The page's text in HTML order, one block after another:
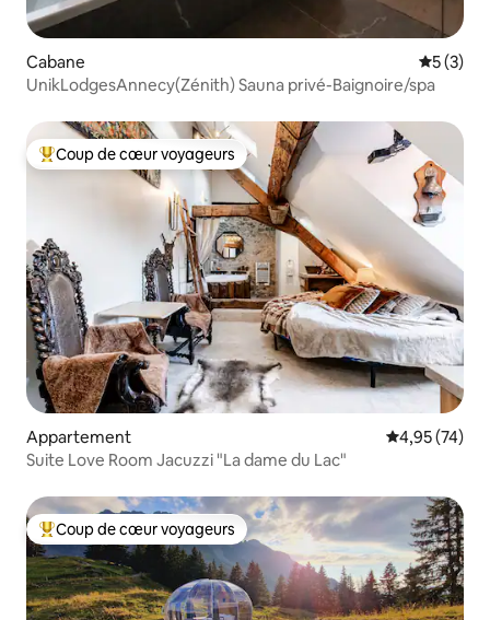
Cabane
5 (3)
UnikLodgesAnnecy(Zénith) Sauna privé-Baignoire/spa
Coups de cœur voyageurs les plus appréciés
Coup de cœur voyageurs
Appartement Évaluation
4,95 (74)
Suite Love Room Jacuzzi "La dame du Lac"
Coups de cœur voyageurs les plus appréciés
Coup de cœur voyageurs